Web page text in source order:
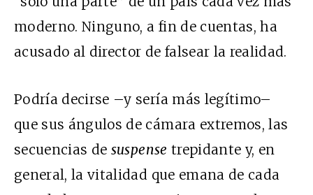
moderno. Ninguno, a fin de cuentas, ha
acusado al director de falsear la realidad.
Podría decirse –y sería más legítimo–
que sus ángulos de cámara extremos, las
secuencias de suspense trepidante y, en
general, la vitalidad que emana de cada